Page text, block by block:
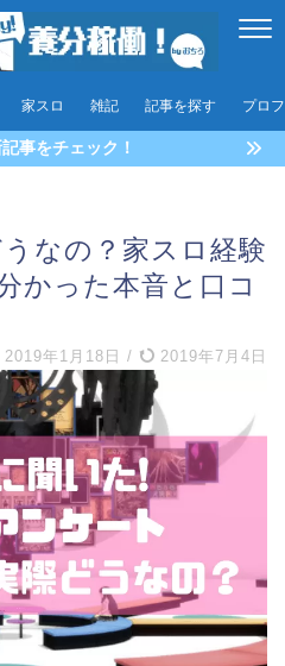
家スロ 雑記 記事を探す プロ
事をチェック！
なの？家スロ経験
かった本音と口コ
2019年1月18日 / 2019年7月4日